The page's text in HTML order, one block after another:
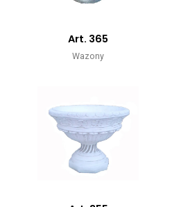
Art. 365
Wazony